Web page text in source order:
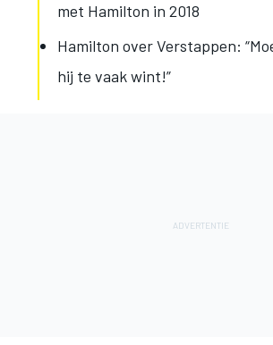
met Hamilton in 2018
Hamilton over Verstappen:
hij te vaak wint!”